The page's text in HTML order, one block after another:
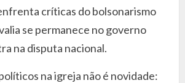
críticas do bolsonarismo
se permanece no governo
na disputa nacional.
na igreja não é novidade: